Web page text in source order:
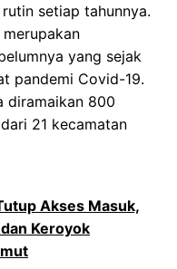
setiap tahunnya.
yang sejak
pandemi Covid-19.
diramaikan 800
21 kecamatan
Akses Masuk,
Keroyok